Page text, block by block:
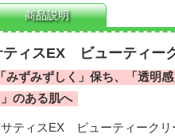
商品説明
ティスEX ビューティー
「みずみずしく」保ち、「透明
のある肌へ
サティスEX ビューティーク